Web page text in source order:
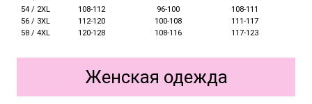
54 / 2XL
108-112 96-100
108-111
56 / 3XL
112-120 100-108
111-117
58 / 4XL
120-128 108-116 117-123
Женская одежда